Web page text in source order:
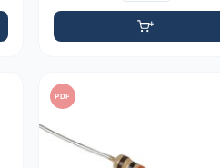
PDF